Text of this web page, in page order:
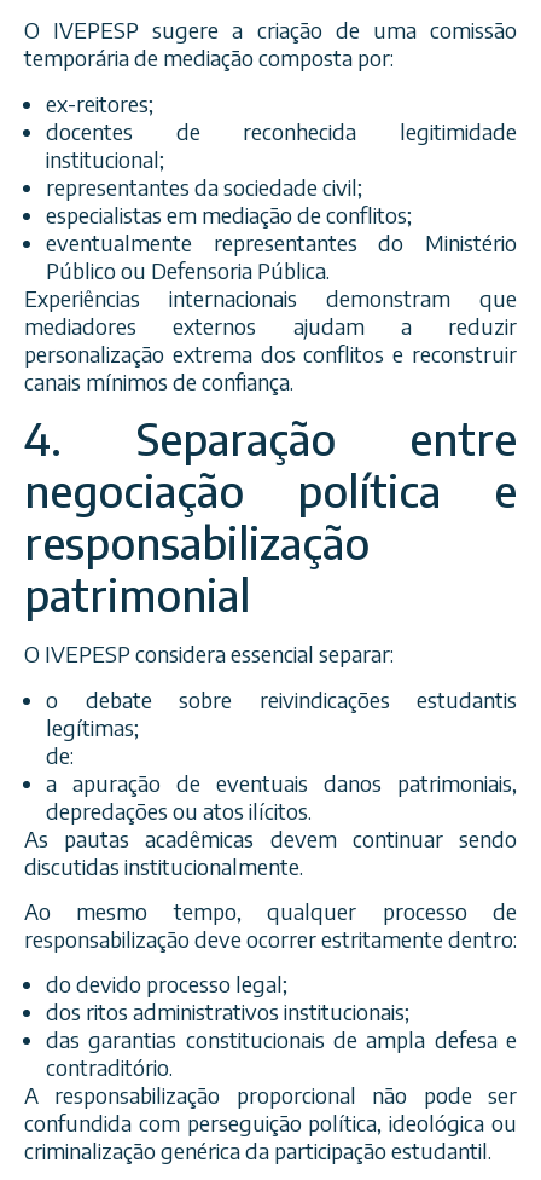
O IVEPESP sugere a criação de uma comissão
temporária de mediação composta por:
ex-reitores;
docentes de reconhecida legitimidade
institucional;
representantes da sociedade civil;
especialistas em mediação de conflitos;
eventualmente representantes do Ministério
Público ou Defensoria Pública.
Experiências internacionais demonstram que
mediadores externos ajudam a reduzir
personalização extrema dos conflitos e reconstruir
canais mínimos de confiança.
4. Separação entre
negociação política e
responsabilização
patrimonial
O IVEPESP considera essencial separar:
o debate sobre reivindicações estudantis
legítimas;
de:
a apuração de eventuais danos patrimoniais,
depredações ou atos ilícitos.
As pautas acadêmicas devem continuar sendo
discutidas institucionalmente.
Ao mesmo tempo, qualquer processo de
responsabilização deve ocorrer estritamente dentro:
do devido processo legal;
dos ritos administrativos institucionais;
das garantias constitucionais de ampla defesa e
contraditório.
A responsabilização proporcional não pode ser
confundida com perseguição política, ideológica ou
criminalização genérica da participação estudantil.